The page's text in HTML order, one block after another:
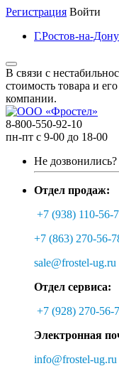
Регистрация Войти
Г.Ростов-на-
В связи с
стоимость товара и
компании.
8-800-550-92-10
пн-пт с 9-00 до 18-00
Не дозвонились?
Отдел продаж:
+7 (938) 110-56-
+7 (863) 270-56-
sale@frostel-ug.ru
Отдел сервиса:
+7 (928) 270-56-
Электронная
info@frostel-ug.ru